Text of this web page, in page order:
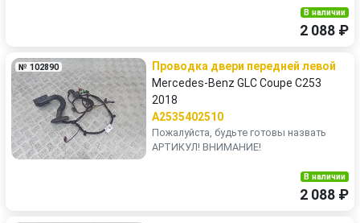
В наличии
2 088 ₽
№ 102890
Проводка двери передней левой
Mercedes-Benz GLC Coupe C253
2018
A2535402510
Пожалуйста, будьте готовы назвать
АРТИКУЛ! ВНИМАНИЕ!
В наличии
2 088 ₽